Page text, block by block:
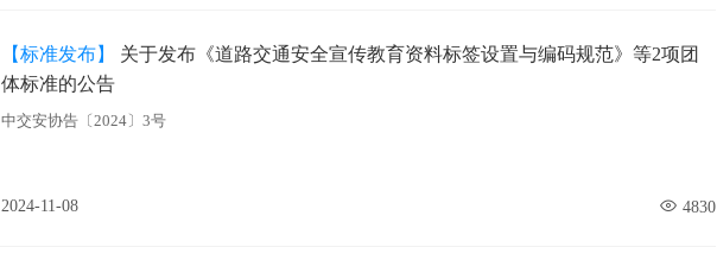
【标准发布】
关于发布《道路交通安全宣传教育资料标签设置与编码规范》等2项团
体标准的公告
中交安协告〔2024〕3号
2024-11-08 4830